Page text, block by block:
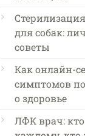
для собак:
советы
Как онлайн-
симптомов
о здоровье
ЛФК врач: